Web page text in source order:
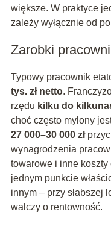
większe. W praktyce
zależy wyłącznie od
Zarobki
Typowy pracownik
tys. zł netto.
rzędu kilku do
choć często mylony
27 000–30 000 zł
wynagrodzenia
towarowe i inne
jednym punkcie
innym – przy słabszej
walczy o rentowność.